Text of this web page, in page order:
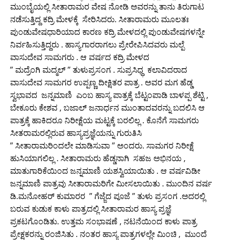
ಮುಂಬೈಯಲ್ಲಿ ಸೀತಾರಾಮರ ವೇಷ ನೋಡಿ ಅವರನ್ನು ತಾನು ತಿರುಗಾಟ
ನಡೆಸುತ್ತಿದ್ದ ಕದ್ರಿ ಮೇಳಕ್ಕೆ ಸೇರಿಸಿದರು. ಸೀತಾರಾಮರು ಮೂಲತಃ
ಪುಂಡುವೇಷಧಾರಿಯಾದ ಕಾರಣ ಕದ್ರಿ ಮೇಳದಲ್ಲಿ ಪುಂಡುವೇಷಗಳನ್ನೇ
ನಿರ್ವಹಿಸುತ್ತಿದ್ದರು . ಹಾಸ್ಯಗಾರರಾಗಲು ಪ್ರೇರೇಪಿಸಿದವರು ಮಲ್ಪೆ
ವಾಸುದೇವ ಸಾಮಗರು . ಆ ವರ್ಷದ ಕದ್ರಿ ಮೇಳದ
” ಮದ್ರೆಂಗಿ ಮದ್ಮಲ್ ” ತುಳುಪ್ರಸಂಗ . ಸುಪ್ರಸಿಧ್ಧ ಕಲಾವಿದರಾದ
ವಾಸುದೇವ ಸಾಮಗರ ಉಪ್ಪಣ್ಣ ದೀಕ್ಷಿತರ ಪಾತ್ರ . ಅವರ ಮಗ ಹೆಡ್ಡ
ಸ್ವಭಾವದ ಜನ್ನಮಾಣಿ ಎಂಬ ಹಾಸ್ಯ ಪಾತ್ರಕ್ಕೆ ಬೆಟ್ಟಂಪಾಡಿ ಬಾಳಪ್ಪ ಶೆಟ್ಟಿ ,
ಬೇಕೂರು ಕೇಶವ , ಬಜಾಲ್ ಜನಾರ್ಧನ ಮುಂತಾದವರನ್ನು ಬದಲಿಸಿ ಆ
ಪಾತ್ರಕ್ಕೆ ಹಾಕಿದರೂ ನಿರೀಕ್ಷೆಯ ಮಟ್ಟಕ್ಕೆ ಬರಲಿಲ್ಲ . ಕೊನೆಗೆ ಸಾಮಗರು
ಸೀತರಾಮರಲ್ಲಿರುವ ಹಾಸ್ಯಪ್ರಜ್ಞೆಯನ್ನು ಗುರುತಿಸಿ
” ಸೀತಾರಾಮರಿಂದಲೇ ಮಾಡಿಸುವಾ ” ಅಂದರು. ಸಾಮಗರ ನಿರೀಕ್ಷೆ
ಹುಸಿಯಾಗಲಿಲ್ಲ . ಸೀತಾರಾಮರು ಹೆಡ್ಡನಾಗಿ ಸಹಜ ಅಭಿನಯ ,
ಮಾತುಗಾರಿಕೆಯಿಂದ ಜನ್ನಮಾಣಿ ಯಶಸ್ವಿಯಾಯಿತು . ಆ ವರ್ಷವಿಡೀ
ಜನ್ನಮಾಣಿ ಪಾತ್ರವು ಸೀತಾರಾಮರಿಗೇ ಮೀಸಲಾಯಿತು . ಮುಂದಿನ ವರ್ಷ
ಡಿ.ಮನೋಹರ್ ಕುಮಾರರ ” ಗೆಜ್ಜೆದ ಪೂಜೆ ” ತುಳು ಪ್ರಸಂಗ .ಅದರಲ್ಲಿ
ಬರುವ ಕುಡುಕ ಕಾಳು ಪಾತ್ರದಲ್ಲಿ ಸೀತಾರಾಮರ ಹಾಸ್ಯ ಪ್ರಜ್ಞೆ
ಪ್ರಕಟಗೊಂಡಿತು. ಉತ್ತಮ ಸಂಭಾಷಣೆ , ನಟನೆಯಿಂದ ಕಾಳು ಪಾತ್ರ
ಪ್ರೇಕ್ಷಕರನ್ನು ರಂಜಿಸಿತು . ನಂತರ ಹಾಸ್ಯ ಪಾತ್ರಗಳಲ್ಲೇ ಮಿಂಚಿ , ಮುಂದೆ